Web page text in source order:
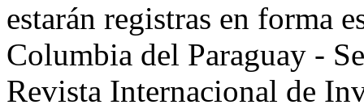
estarán registras en forma
Columbia del Paraguay -
Revista Internacional de